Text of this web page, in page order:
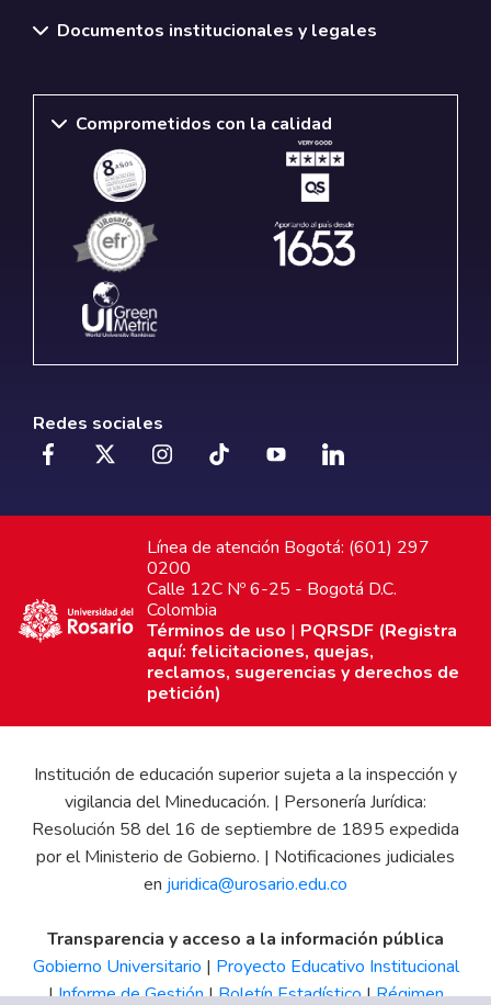
Documentos institucionales y legales
Comprometidos con la calidad
Redes sociales
Línea de atención Bogotá: (601) 297
0200
Calle 12C Nº 6-25 - Bogotá D.C.
Colombia
Términos de uso | PQRSDF (Registra
aquí: felicitaciones, quejas,
reclamos, sugerencias y derechos de
petición)
Institución de educación superior sujeta a la inspección y
vigilancia del Mineducación. | Personería Jurídica:
Resolución 58 del 16 de septiembre de 1895 expedida
por el Ministerio de Gobierno. | Notificaciones judiciales
en juridica@urosario.edu.co
Transparencia y acceso a la información pública
Gobierno Universitario | Proyecto Educativo Institucional
|Informe de Gestión|Boletín Estadístico|Régimen